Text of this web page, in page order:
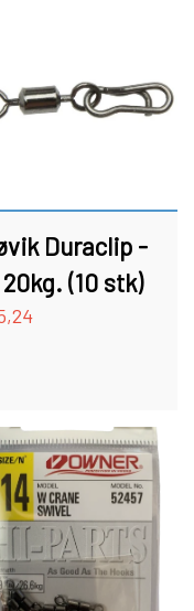
STÆNGER.
JAKKER
Duraclip -
20kg. (10 stk)